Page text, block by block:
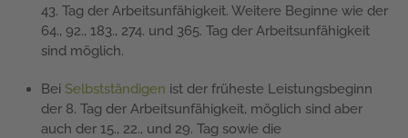
43. Tag der Arbeitsunfähigkeit. Weitere Beginne wie der
64., 92., 183., 274. und 365. Tag der Arbeitsunfähigkeit
sind möglich.
Bei Selbstständigen ist der früheste Leistungsbeginn
der 8. Tag der Arbeitsunfähigkeit, möglich sind aber
auch der 15., 22., und 29. Tag sowie die